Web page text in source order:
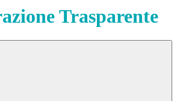
Trasparente